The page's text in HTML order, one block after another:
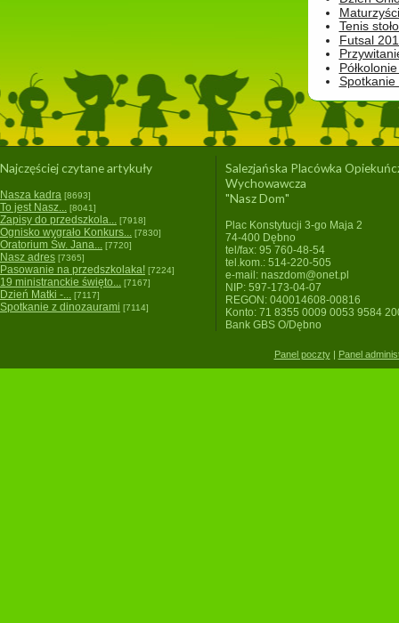
Tenis
Futsal
Najczęściej czytane artykuły
Nasza kadra [8693]
To jest Nasz... [8041]
Zapisy do przedszkola... [7918]
Ognisko wygrało Konkurs... [7830]
Oratorium Św. Jana... [7720]
Nasz adres [7365]
Pasowanie na przedszkolaka! [7224]
19 ministranckie święto... [7167]
Dzień Matki -... [7117]
Spotkanie z dinozaurami [7114]
Salezjańska Placówka
Wychowawcza
"Nasz Dom"
Plac Konstytucji 3-go Maja 2
74-400 Dębno
tel/fax: 95 760-48-54
tel.kom.: 514-220-505
e-mail: naszdom@onet.pl
NIP: 597-173-04-07
REGON: 040014608-00816
Konto: 71 8355 0009 0053 9584
Bank GBS O/Dębno
Panel poczty| Panel